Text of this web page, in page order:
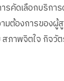
รคัดเลือกบริกา
มต้องการของผู้
สภาพจิตใจ กิจวั